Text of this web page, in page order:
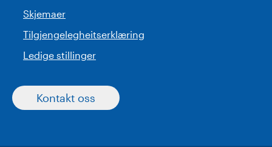
Skjemaer
Tilgjengelegheitserklæring
Ledige stillinger
Kontakt oss